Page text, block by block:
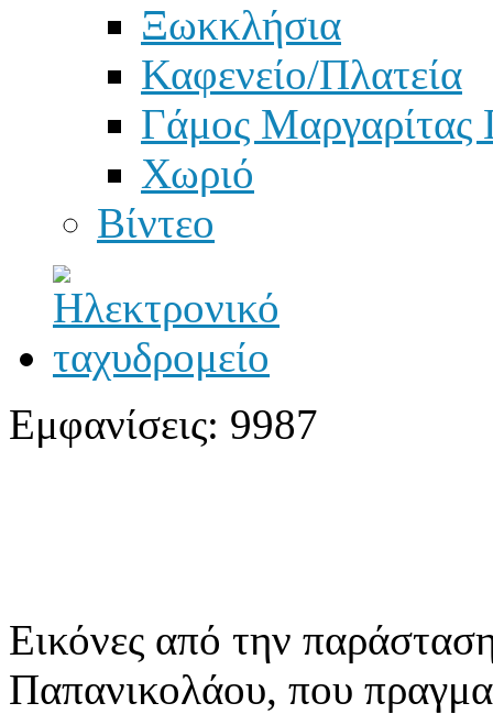
Ξωκκλήσια
Καφενείο/Πλατεία
Γάμος
Χωριό
Βίντεο
Εμφανίσεις: 9987
Εικόνες από την
Παπανικολάου, που